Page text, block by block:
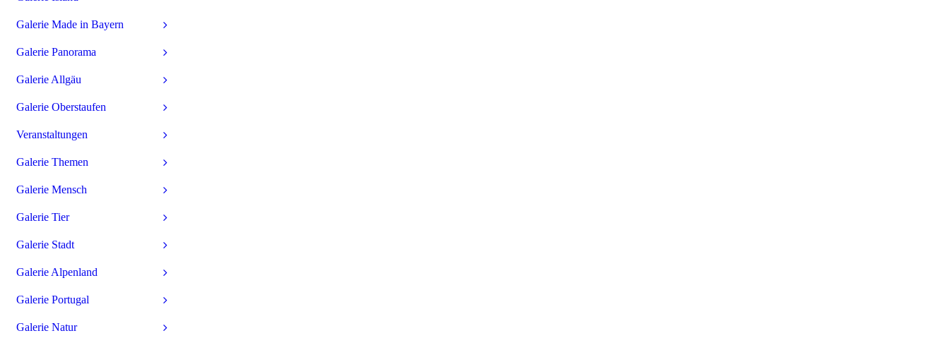
Galerie Made in Bayern
Galerie Panorama
Galerie Allgäu
Galerie Oberstaufen
Veranstaltungen
Galerie Themen
Galerie Mensch
Galerie Tier
Galerie Stadt
Galerie Alpenland
Galerie Portugal
Galerie Natur